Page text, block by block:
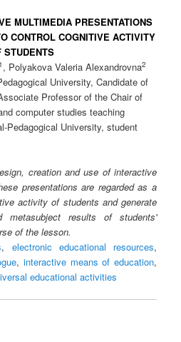
MULTIMEDIA PRESENTATIONS
CONTROL COGNITIVE ACTIVITY
STUDENTS
1 , Polyakova Valeria Alexandrovna2
University, Candidate of
Professor of the Chair of
computer studies teaching
Pedagogical University, student
creation and use of interactive
presentations are regarded as a
activity of students and generate
metasubject results of students'
of the lesson.
, electronic educational resources,
,interactive means of education,
educational activities